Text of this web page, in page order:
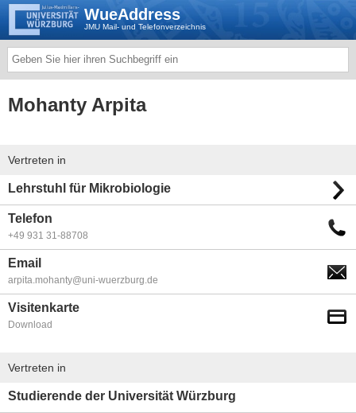
WueAddress
JMU Mail- und Telefonverzeichnis
Mohanty Arpita
Vertreten in
Lehrstuhl für Mikrobiologie
Telefon
+49 931 31-88708
Email
arpita.mohanty@uni-wuerzburg.de
Visitenkarte
Download
Vertreten in
Studierende der Universität Würzburg